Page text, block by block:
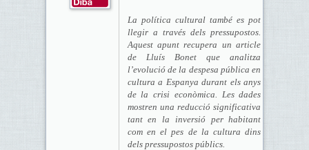
La política cultural també es pot
llegir a través dels pressupostos.
Aquest apunt recupera un article
de Lluís Bonet que analitza
l’evolució de la despesa pública en
cultura a Espanya durant els anys
de la crisi econòmica. Les dades
mostren una reducció significativa
tant en la inversió per habitant
com en el pes de la cultura dins
dels pressupostos públics.